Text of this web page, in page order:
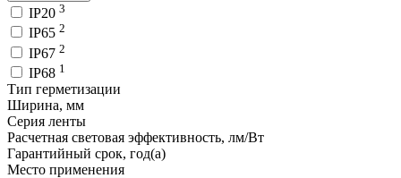
IP20 3
IP65 2
IP67 2
IP68 1
Тип герметизации
Ширина, мм
Серия ленты
Расчетная световая эффективность, лм/Вт
Гарантийный срок, год(а)
Место применения